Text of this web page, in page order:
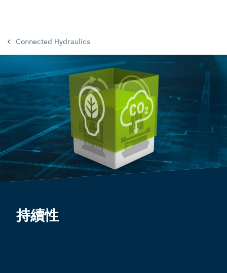
Connected Hydraulics
持續性